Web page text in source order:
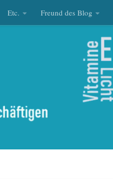
Etc. Freund des Blog